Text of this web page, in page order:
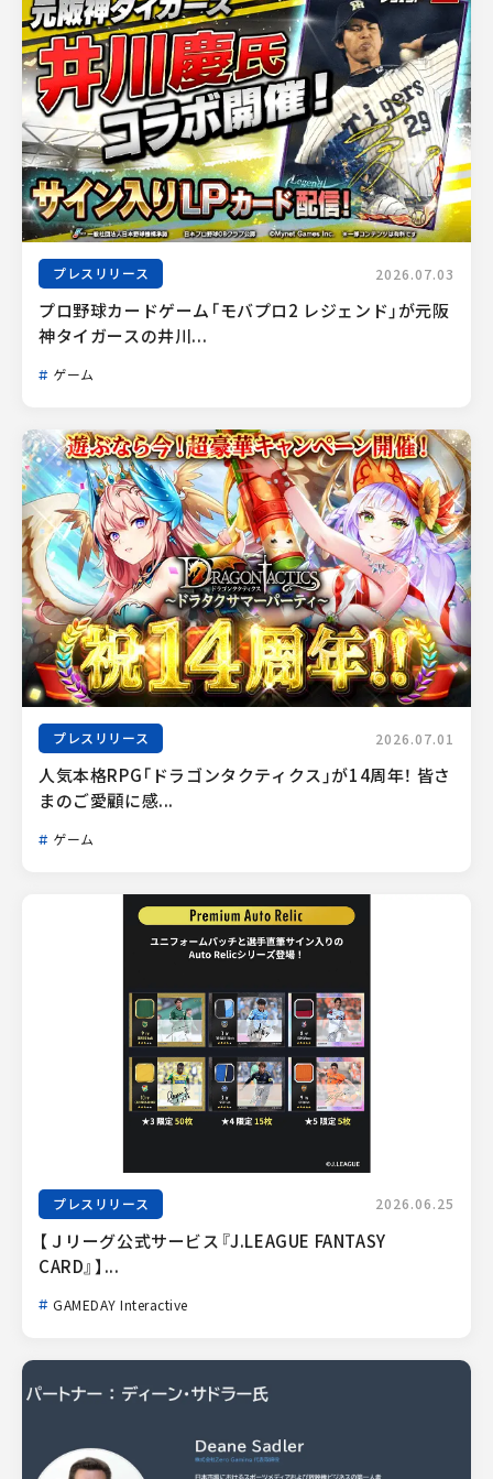
プレスリリース 2026.07.03
プロ野球カードゲーム「モバプロ2 レジェンド」が元阪
神タイガースの井川...
ゲーム
プレスリリース 2026.07.01
人気本格RPG「ドラゴンタクティクス」が14周年！ 皆さ
まのご愛顧に感...
ゲーム
プレスリリース 2026.06.25
【Ｊリーグ公式サービス『J.LEAGUE FANTASY
CARD』】...
GAMEDAY Interactive